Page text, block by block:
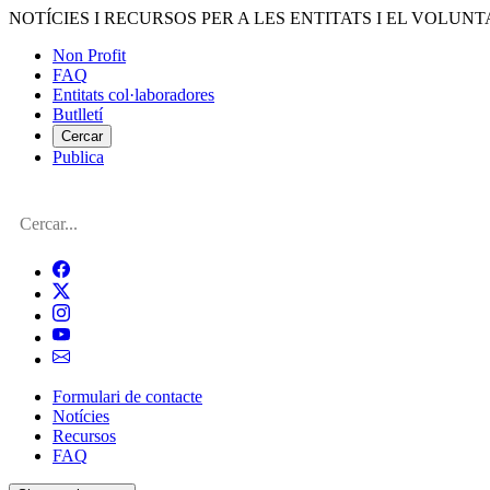
Vés
contingut
NOTÍCIES I RECURSOS PER A LES ENTITATS I EL
Menú
del
compte
d'usuari
Non Profit
FAQ
Entitats col·laboradores
Butlletí
Cercar
Publica
Cerca
Navegació
principal
de
Formulari de contacte
Notícies
Recursos
FAQ